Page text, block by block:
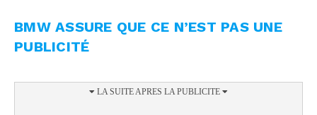
BMW ASSURE QUE CE N’EST PAS UNE
PUBLICITÉ